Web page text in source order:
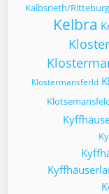
Kalbsrieth/Ritteburg
Kelbra
Klostermansferld